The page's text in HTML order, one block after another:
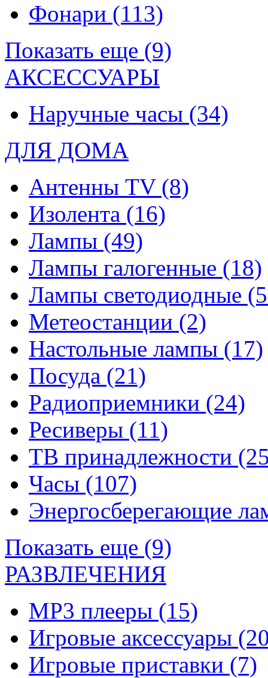
Фонари (113)
Показать еще (9)
АКСЕССУАРЫ
Наручные часы (34)
ДЛЯ ДОМА
Антенны TV (8)
Изолента (16)
Лампы (49)
Лампы галогенные (18)
Лампы светодиодные
Метеостанции (2)
Настольные лампы (17)
Посуда (21)
Радиоприемники (24)
Ресиверы (11)
ТВ принадлежности
Часы (107)
Энергосберегающие
Показать еще (9)
РАЗВЛЕЧЕНИЯ
MP3 плееры (15)
Игровые аксессуары
Игровые приставки (7)